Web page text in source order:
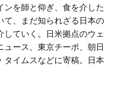
ンを師と仰ぎ、食を介した
て、まだ知られざる日本の
していく。日米拠点のウェ
ース、東京チーポ、朝日
タイムスなどに寄稿。日本